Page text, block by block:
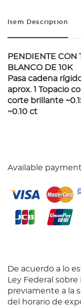
Item Description
PENDIENTE CON
BLANCO DE 10K
Pasa cadena
aprox. 1 Topacio
corte brillante
~0.10 ct
Available
De acuerdo a lo
Ley Federal
previamente a la
del horario de